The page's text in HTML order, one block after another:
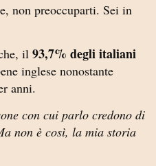
non preoccuparti. Sei in
il 93,7% degli italiani
inglese nonostante
anni.
con cui parlo credono di
non è così, la mia storia